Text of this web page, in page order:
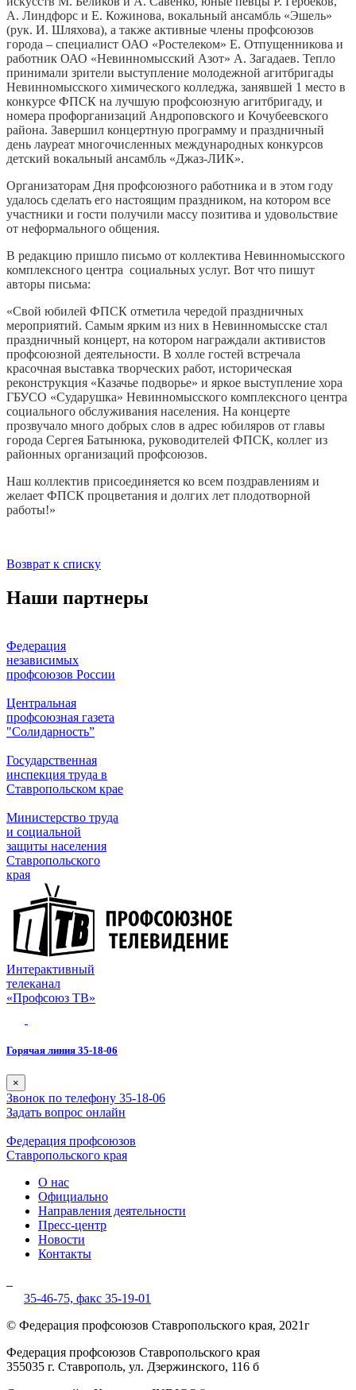
А. Линдфорс и Е. Кожинова, вокальный ансамбль «Эшель»
(рук. И. Шляхова), а также активные члены профсоюзов
города – специалист ОАО «Ростелеком» Е. Отпущенникова и
работник ОАО «Невинномысский Азот» А. Загадаев. Тепло
принимали зрители выступление молодежной агитбригады
Невинномысского химического колледжа, занявшей 1 место в
конкурсе ФПСК на лучшую профсоюзную агитбригаду, и
номера профорганизаций Андроповского и Кочубеевского
района. Завершил концертную программу и праздничный
день лауреат многочисленных международных конкурсов
детский вокальный ансамбль «Джаз-ЛИК».
Организаторам Дня профсоюзного работника и в этом году
удалось сделать его настоящим праздником, на котором все
участники и гости получили массу позитива и удовольствие
от неформального общения.
В редакцию пришло письмо от коллектива Невинномысского
комплексного центра социальных услуг. Вот что пишут
авторы письма:
«Свой юбилей ФПСК отметила чередой праздничных
мероприятий. Самым ярким из них в Невинномысске стал
праздничный концерт, на котором награждали активистов
профсоюзной деятельности. В холле гостей встречала
красочная выставка творческих работ, историческая
реконструкция «Казачье подворье» и яркое выступление хора
ГБУСО «Сударушка» Невинномысского комплексного центра
социального обслуживания населения. На концерте
прозвучало много добрых слов в адрес юбиляров от главы
города Сергея Батынюка, руководителей ФПСК, коллег из
районных организаций профсоюзов.
Наш коллектив присоединяется ко всем поздравлениям и
желает ФПСК процветания и долгих лет плодотворной
работы!»
Возврат к списку
Наши партнеры
Федерация
независимых
профсоюзов России
Центральная
профсоюзная газета
"Солидарность”
Государственная
инспекция труда в
Ставропольском крае
Министерство труда
и социальной
защиты населения
Ставропольского
края
Интерактивный
телеканал
«Профсоюз ТВ»
Горячая линия 35-18-06
×
Звонок по телефону 35-18-06
Задать вопрос онлайн
Федерация профсоюзов
Ставропольского края
О нас
Официально
Направления деятельности
Пресс-центр
Новости
Контакты
35-46-75, факс 35-19-01
© Федерация профсоюзов Ставропольского края, 2021г
Федерация профсоюзов Ставропольского края
355035 г. Ставрополь, ул. Дзержинского, 116 б